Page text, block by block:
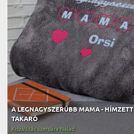
A LEGNAGYSZERŰBB MAMA - HÍMZETT
TAKARÓ
Kiszállítás szerdára Nálad